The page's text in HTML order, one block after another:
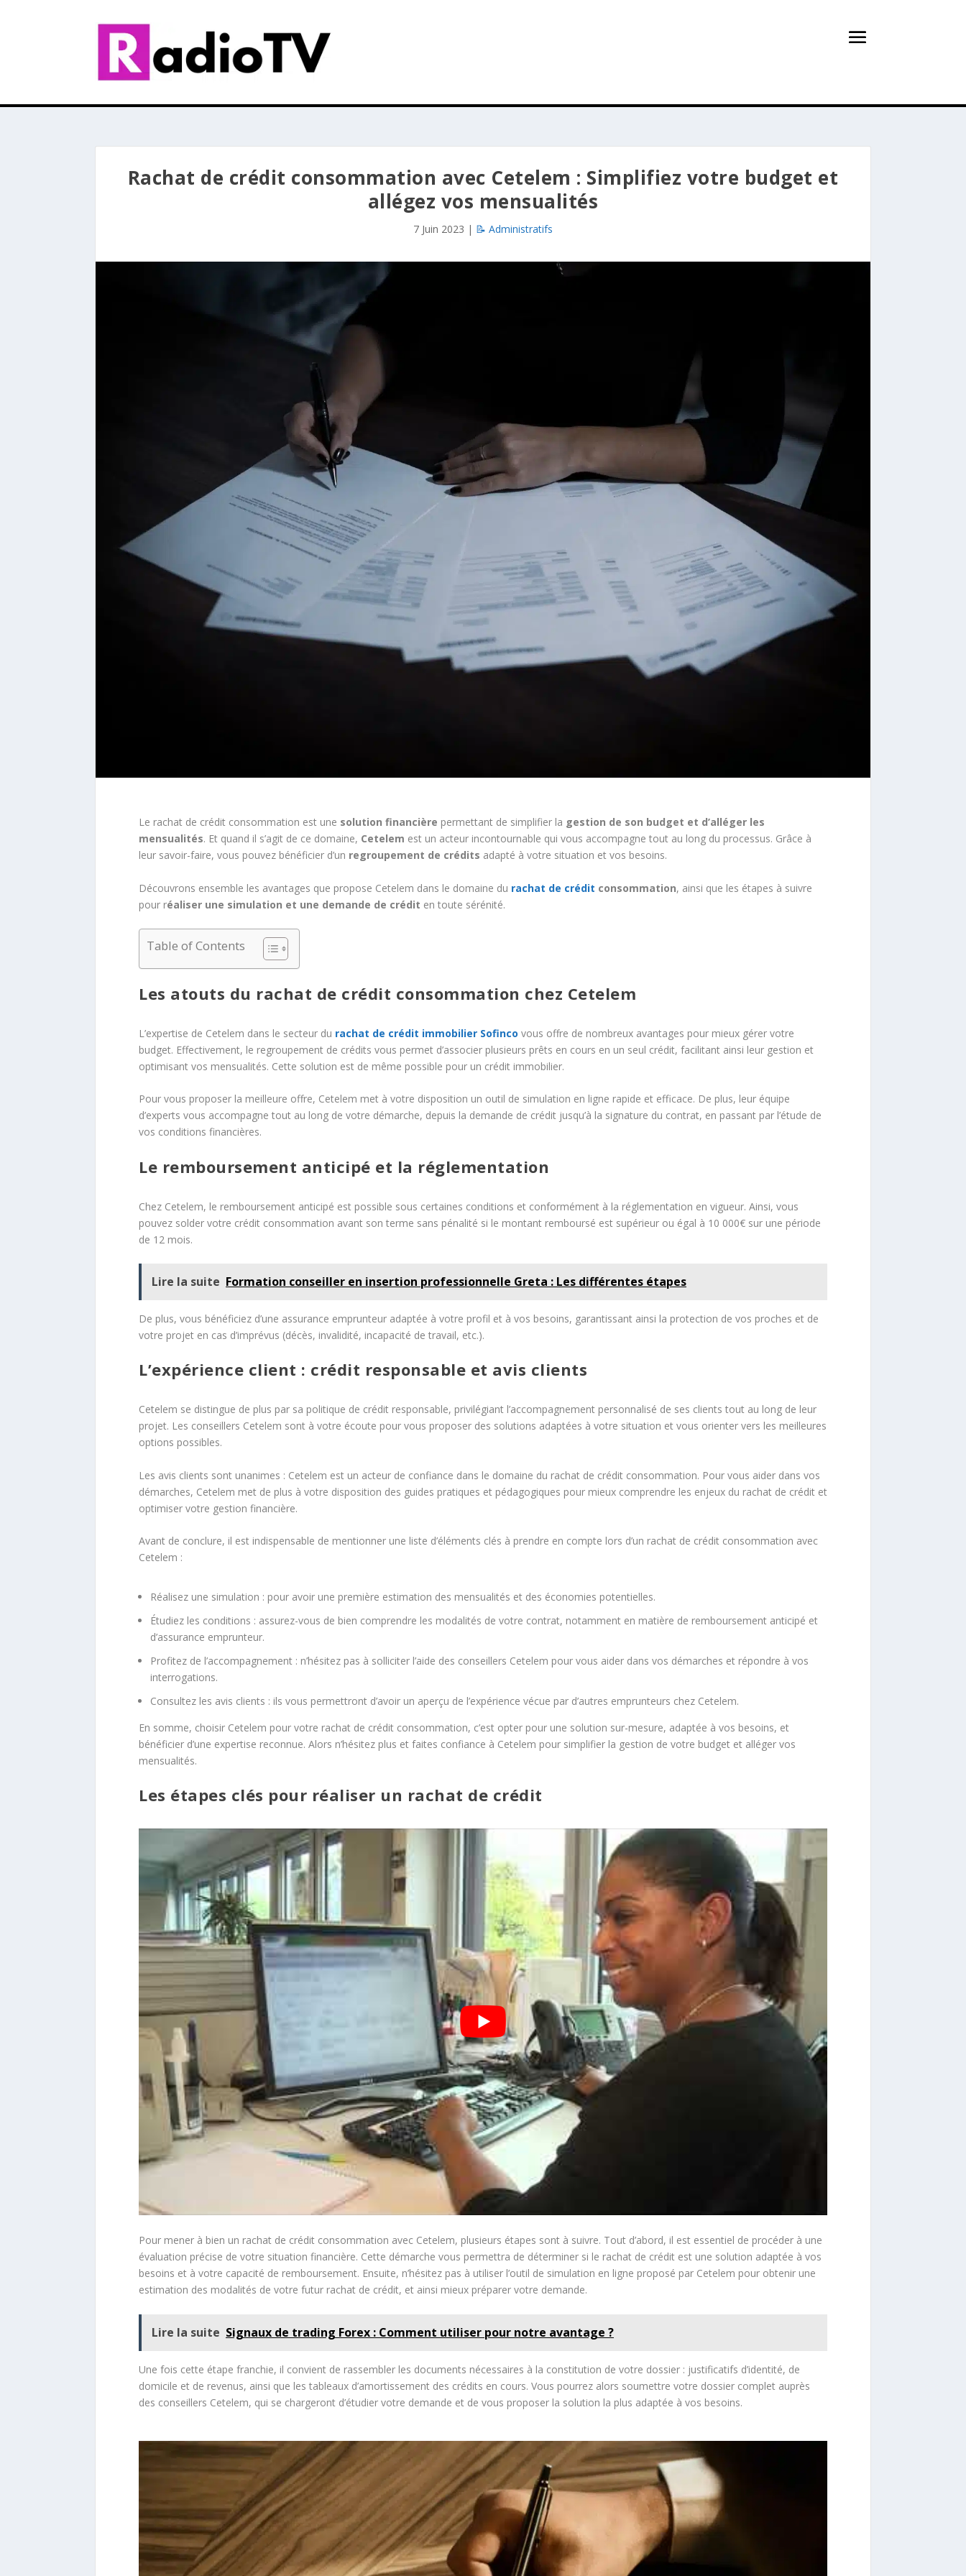
Rachat de crédit consommation avec Cetelem : Simplifiez votre budget et
allégez vos mensualités
7 Juin 2023 | 📝 Administratifs
Le rachat de crédit consommation est une solution financière permettant de simplifier la gestion de son budget et d’alléger les
mensualités. Et quand il s’agit de ce domaine, Cetelem est un acteur incontournable qui vous accompagne tout au long du processus. Grâce à
leur savoir-faire, vous pouvez bénéficier d’un regroupement de crédits adapté à votre situation et vos besoins.
Découvrons ensemble les avantages que propose Cetelem dans le domaine du rachat de crédit consommation, ainsi que les étapes à suivre
pour réaliser une simulation et une demande de crédit en toute sérénité.
Table of Contents
Les atouts du rachat de crédit consommation chez Cetelem
L’expertise de Cetelem dans le secteur du rachat de crédit immobilier Sofinco vous offre de nombreux avantages pour mieux gérer votre
budget. Effectivement, le regroupement de crédits vous permet d’associer plusieurs prêts en cours en un seul crédit, facilitant ainsi leur gestion et
optimisant vos mensualités. Cette solution est de même possible pour un crédit immobilier.
Pour vous proposer la meilleure offre, Cetelem met à votre disposition un outil de simulation en ligne rapide et efficace. De plus, leur équipe
d’experts vous accompagne tout au long de votre démarche, depuis la demande de crédit jusqu’à la signature du contrat, en passant par l’étude de
vos conditions financières.
Le remboursement anticipé et la réglementation
Chez Cetelem, le remboursement anticipé est possible sous certaines conditions et conformément à la réglementation en vigueur. Ainsi, vous
pouvez solder votre crédit consommation avant son terme sans pénalité si le montant remboursé est supérieur ou égal à 10 000€ sur une période
de 12 mois.
Lire la suite Formation conseiller en insertion professionnelle Greta : Les différentes étapes
De plus, vous bénéficiez d’une assurance emprunteur adaptée à votre profil et à vos besoins, garantissant ainsi la protection de vos proches et de
votre projet en cas d’imprévus (décès, invalidité, incapacité de travail, etc.).
L’expérience client : crédit responsable et avis clients
Cetelem se distingue de plus par sa politique de crédit responsable, privilégiant l’accompagnement personnalisé de ses clients tout au long de leur
projet. Les conseillers Cetelem sont à votre écoute pour vous proposer des solutions adaptées à votre situation et vous orienter vers les meilleures
options possibles.
Les avis clients sont unanimes : Cetelem est un acteur de confiance dans le domaine du rachat de crédit consommation. Pour vous aider dans vos
démarches, Cetelem met de plus à votre disposition des guides pratiques et pédagogiques pour mieux comprendre les enjeux du rachat de crédit et
optimiser votre gestion financière.
Avant de conclure, il est indispensable de mentionner une liste d’éléments clés à prendre en compte lors d’un rachat de crédit consommation avec
Cetelem :
Réalisez une simulation : pour avoir une première estimation des mensualités et des économies potentielles.
Étudiez les conditions : assurez-vous de bien comprendre les modalités de votre contrat, notamment en matière de remboursement anticipé et
d’assurance emprunteur.
Profitez de l’accompagnement : n’hésitez pas à solliciter l’aide des conseillers Cetelem pour vous aider dans vos démarches et répondre à vos
interrogations.
Consultez les avis clients : ils vous permettront d’avoir un aperçu de l’expérience vécue par d’autres emprunteurs chez Cetelem.
En somme, choisir Cetelem pour votre rachat de crédit consommation, c’est opter pour une solution sur-mesure, adaptée à vos besoins, et
bénéficier d’une expertise reconnue. Alors n’hésitez plus et faites confiance à Cetelem pour simplifier la gestion de votre budget et alléger vos
mensualités.
Les étapes clés pour réaliser un rachat de crédit
Pour mener à bien un rachat de crédit consommation avec Cetelem, plusieurs étapes sont à suivre. Tout d’abord, il est essentiel de procéder à une
évaluation précise de votre situation financière. Cette démarche vous permettra de déterminer si le rachat de crédit est une solution adaptée à vos
besoins et à votre capacité de remboursement. Ensuite, n’hésitez pas à utiliser l’outil de simulation en ligne proposé par Cetelem pour obtenir une
estimation des modalités de votre futur rachat de crédit, et ainsi mieux préparer votre demande.
Lire la suite Signaux de trading Forex : Comment utiliser pour notre avantage ?
Une fois cette étape franchie, il convient de rassembler les documents nécessaires à la constitution de votre dossier : justificatifs d’identité, de
domicile et de revenus, ainsi que les tableaux d’amortissement des crédits en cours. Vous pourrez alors soumettre votre dossier complet auprès
des conseillers Cetelem, qui se chargeront d’étudier votre demande et de vous proposer la solution la plus adaptée à vos besoins.